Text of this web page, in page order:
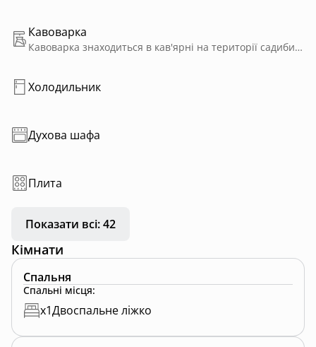
Кавоварка
Кавоварка знаходиться в кав'ярні на території садиби, що близько(30 метрів) від глемпа.
Холодильник
Духова шафа
Плита
Показати всі: 42
Кімнати
Спальня
Спальні місця:
x1Двоспальне ліжко